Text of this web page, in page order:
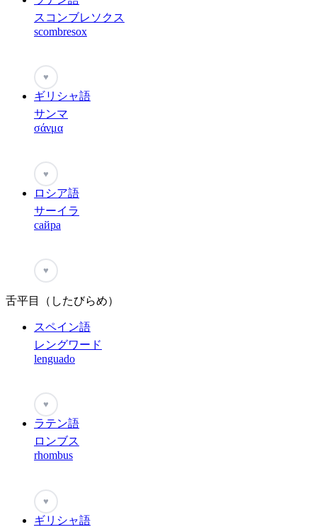
スコンブレソクス
scombresox
♥
ギリシャ語
サンマ
σάνμα
♥
ロシア語
サーイラ
сайра
♥
舌平目（したびらめ）
スペイン語
レングワード
lenguado
♥
ラテン語
ロンブス
rhombus
♥
ギリシャ語